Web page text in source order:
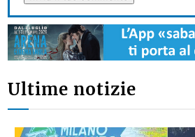
Ultime notizie